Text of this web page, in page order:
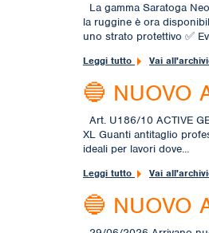
La gamma Saratoga
la ruggine è ora
uno strato protettivo ✅
Leggi tutto Vai
🔵 NUOVO
Art. U186/10 ACTIVE
XL Guanti antitaglio
ideali per lavori dove...
Leggi tutto Vai
🔵 NUOVO